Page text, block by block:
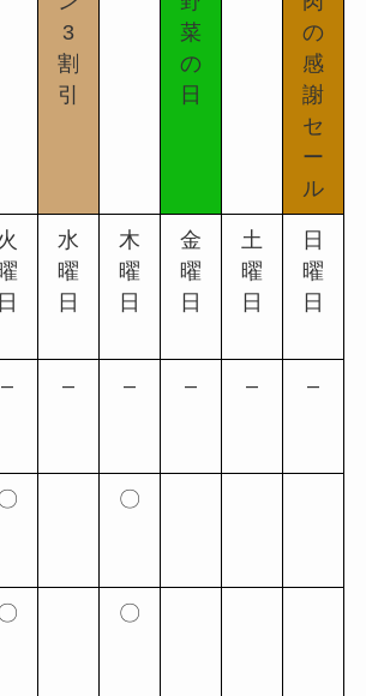
3
割
引
菜
の
日
の
感
謝
セ
ー
ル
火
日
水
曜
日
木
曜
日
金
曜
日
土
曜
日
日
曜
日
– – – – – –
〇
〇